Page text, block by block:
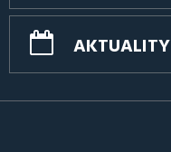
AKTUALITY